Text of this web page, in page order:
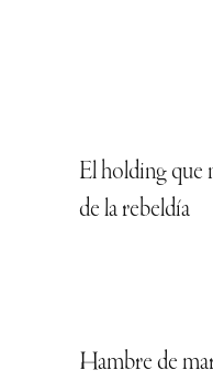
El holding que
de la rebeldía
Hambre de